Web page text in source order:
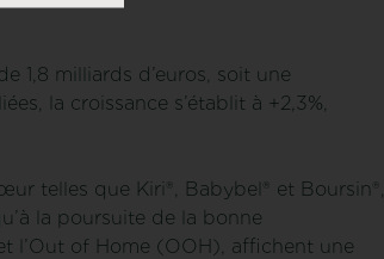
1,8 milliards d’euros, soit une
la croissance s’établit à +2,3%,
telles que Kiri®, Babybel® et Boursin®,
la poursuite de la bonne
l’Out of Home (OOH), affichent une